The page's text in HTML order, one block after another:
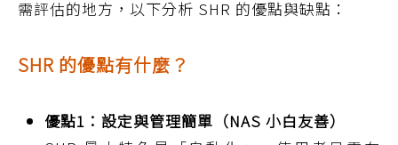
需評估的地方，以下分析 SHR 的優點與缺點：
SHR 的優點有什麼？
優點1：設定與管理簡單（NAS 小白友善）